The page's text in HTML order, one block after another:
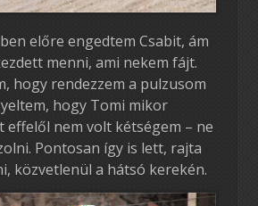
előre engedtem Csabit, ám
menni, ami nekem fájt.
hogy rendezzem a pulzusom
hogy Tomi mikor
effelől nem volt kétségem – ne
Pontosan így is lett, rajta
közvetlenül a hátsó kerekén.